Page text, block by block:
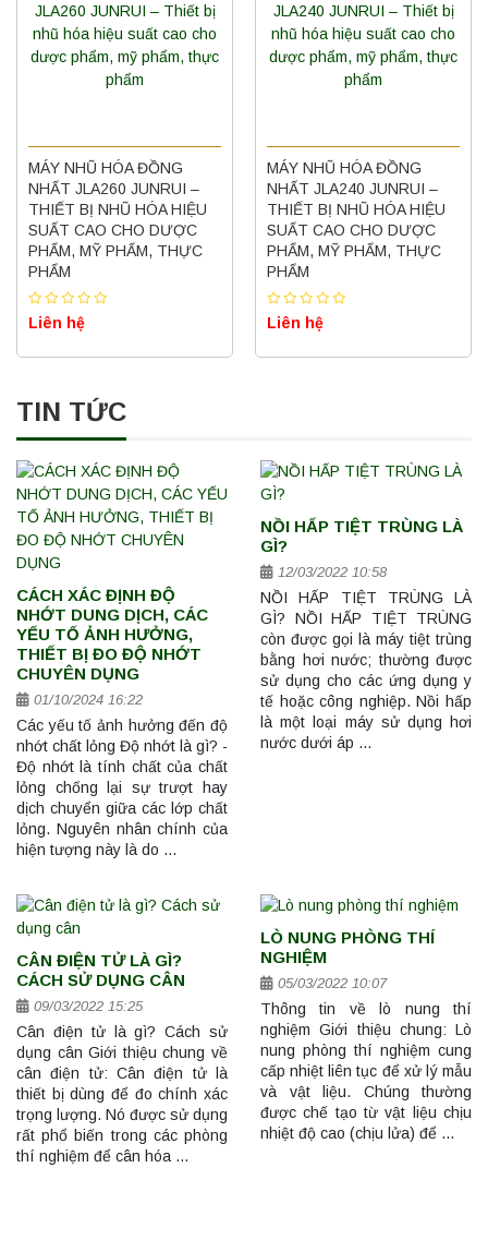
MÁY NHŨ HÓA ĐỒNG
NHẤT JLA260 JUNRUI –
THIẾT BỊ NHŨ HÓA HIỆU
SUẤT CAO CHO DƯỢC
PHẨM, MỸ PHẨM, THỰC
PHẨM
Liên hệ
MÁY NHŨ HÓA ĐỒNG
NHẤT JLA240 JUNRUI –
THIẾT BỊ NHŨ HÓA HIỆU
SUẤT CAO CHO DƯỢC
PHẨM, MỸ PHẨM, THỰC
PHẨM
Liên hệ
TIN TỨC
CÁCH XÁC ĐỊNH ĐỘ
NHỚT DUNG DỊCH, CÁC
YẾU TỐ ẢNH HƯỞNG,
THIẾT BỊ ĐO ĐỘ NHỚT
CHUYÊN DỤNG
01/10/2024 16:22
Các yếu tố ảnh hưởng đến độ
nhớt chất lỏng Độ nhớt là gì? -
Độ nhớt là tính chất của chất
lỏng chống lại sự trượt hay
dịch chuyển giữa các lớp chất
lỏng. Nguyên nhân chính của
hiện tượng này là do …
NỒI HẤP TIỆT TRÙNG LÀ
GÌ?
12/03/2022 10:58
NỒI HẤP TIỆT TRÙNG LÀ
GÌ? NỒI HẤP TIỆT TRÙNG
còn được gọi là máy tiệt trùng
bằng hơi nước; thường được
sử dụng cho các ứng dụng y
tế hoặc công nghiệp. Nồi hấp
là một loại máy sử dụng hơi
nước dưới áp …
CÂN ĐIỆN TỬ LÀ GÌ?
CÁCH SỬ DỤNG CÂN
09/03/2022 15:25
Cân điện tử là gì? Cách sử
dụng cân Giới thiệu chung về
cân điện tử: Cân điện tử là
thiết bị dùng để đo chính xác
trọng lượng. Nó được sử dụng
rất phổ biến trong các phòng
thí nghiệm để cân hóa …
LÒ NUNG PHÒNG THÍ
NGHIỆM
05/03/2022 10:07
Thông tin về lò nung thí
nghiệm Giới thiệu chung: Lò
nung phòng thí nghiệm cung
cấp nhiệt liên tục để xử lý mẫu
và vật liệu. Chúng thường
được chế tạo từ vật liệu chịu
nhiệt độ cao (chịu lửa) để …